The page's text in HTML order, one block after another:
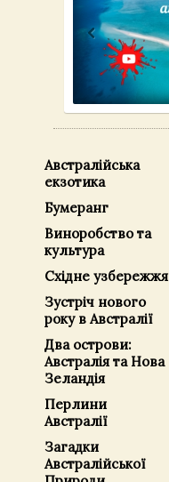
Австралійська
екзотика
Бумеранг
Виноробство та
культура
Східне узбережжя
Зустріч нового
року в Австралії
Два острови:
Австралія та Нова
Зеландія
Перлини
Австралії
Загадки
Австралійської